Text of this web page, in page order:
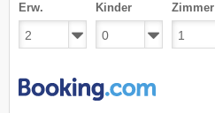
Erw. Kinder Zimmer